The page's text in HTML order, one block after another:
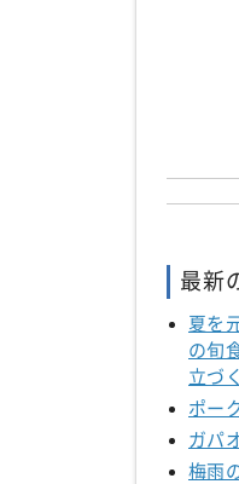
最新
夏を
の旬
立づ
ポー
ガパ
梅雨